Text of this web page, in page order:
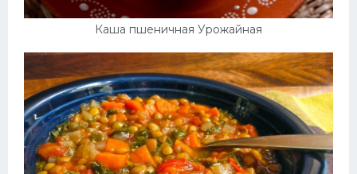
Каша пшеничная Урожайная